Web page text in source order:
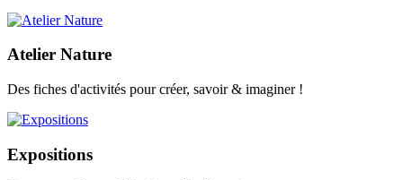
Atelier Nature
Des fiches d'activités pour créer, savoir & imaginer !
Expositions